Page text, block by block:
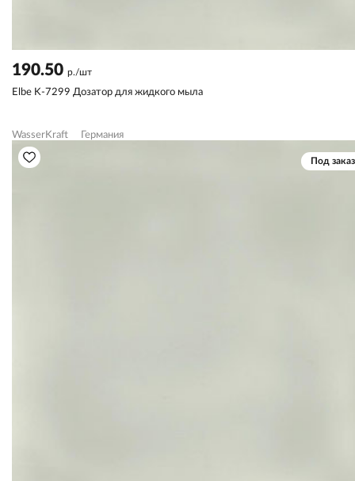
190.50 р./шт
Elbe K-7299 Дозатор для жидкого мыла
WasserKraft Германия
Под заказ